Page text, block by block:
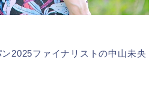
2025ファイナリストの中山未央